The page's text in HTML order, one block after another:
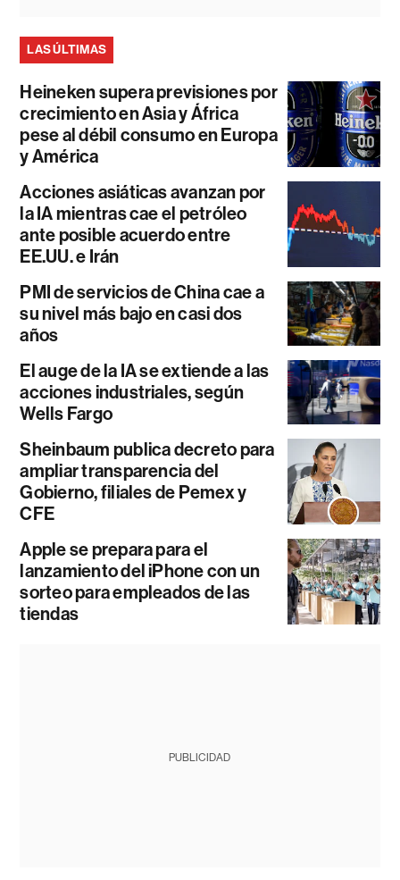
LAS ÚLTIMAS
Heineken supera previsiones por
crecimiento en Asia y África
pese al débil consumo en Europa
y América
Acciones asiáticas avanzan por
la IA mientras cae el petróleo
ante posible acuerdo entre
EE.UU. e Irán
PMI de servicios de China cae a
su nivel más bajo en casi dos
años
El auge de la IA se extiende a las
acciones industriales, según
Wells Fargo
Sheinbaum publica decreto para
ampliar transparencia del
Gobierno, filiales de Pemex y
CFE
Apple se prepara para el
lanzamiento del iPhone con un
sorteo para empleados de las
tiendas
PUBLICIDAD